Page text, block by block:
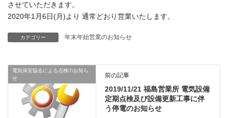
させていただきます。
2020年1月6日(月)より 通常どおり営業いたします。
カテゴリー 年末年始営業のお知らせ
電気保安協会による点検のお知ら
せ
前の記事
2019/11/21 福島営業所 電気設備
定期点検及び設備更新工事に伴
う停電のお知らせ